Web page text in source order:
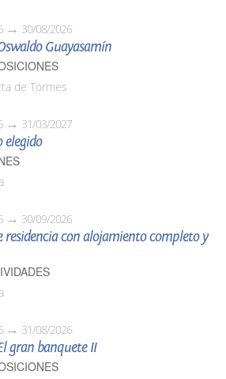
30/08/2026
Guayasamín
de Tormes
31/03/2027
elegido
30/09/2026
residencia con alojamiento completo y
31/08/2026
gran banquete II